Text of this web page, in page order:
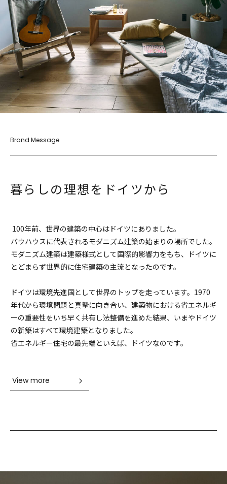
Brand Message
暮らしの理想をドイツから
100年前、世界の建築の中心はドイツにありました。
バウハウスに代表されるモダニズム建築の始まりの場所でした。
モダニズム建築は建築様式として国際的影響力をもち、ドイツに
とどまらず世界的に住宅建築の主流となったのです。
ドイツは環境先進国として世界のトップを走っています。1970
年代から環境問題と真摯に向き合い、建築物における省エネルギ
ーの重要性をいち早く共有し法整備を進めた結果、いまやドイツ
の新築はすべて環境建築となりました。
省エネルギー住宅の最先端といえば、ドイツなのです。
View more